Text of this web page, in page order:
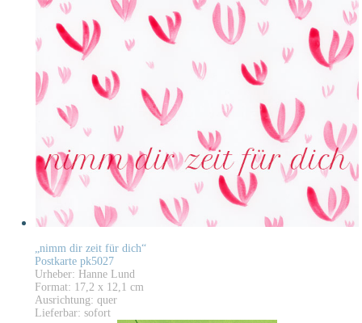
„nimm dir zeit für dich“
Postkarte pk5027
Urheber: Hanne Lund
Format: 17,2 x 12,1 cm
Ausrichtung: quer
Lieferbar: sofort